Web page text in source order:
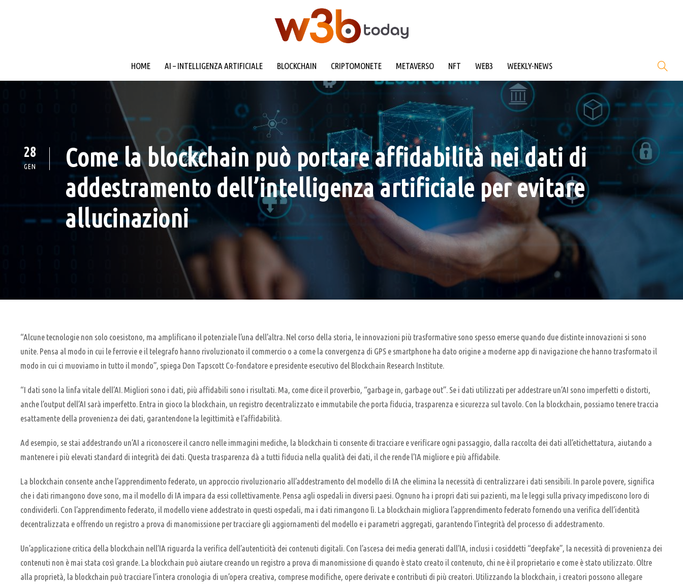
HOME AI – INTELLIGENZA ARTIFICIALE BLOCKCHAIN CRIPTOMONETE METAVERSO NFT WEB3 WEEKLY-NEWS
28
GEN
Come la blockchain può portare affidabilità nei dati di
addestramento dell’intelligenza artificiale per evitare
allucinazioni
“Alcune tecnologie non solo coesistono, ma amplificano il potenziale l’una dell’altra. Nel corso della storia, le innovazioni più trasformative sono spesso emerse quando due distinte innovazioni si sono
unite. Pensa al modo in cui le ferrovie e il telegrafo hanno rivoluzionato il commercio o a come la convergenza di GPS e smartphone ha dato origine a moderne app di navigazione che hanno trasformato il
modo in cui ci muoviamo in tutto il mondo”, spiega Don Tapscott Co-fondatore e presidente esecutivo del Blockchain Research Institute.
“I dati sono la linfa vitale dell’AI. Migliori sono i dati, più affidabili sono i risultati. Ma, come dice il proverbio, “garbage in, garbage out”. Se i dati utilizzati per addestrare un’AI sono imperfetti o distorti,
anche l’output dell’AI sarà imperfetto. Entra in gioco la blockchain, un registro decentralizzato e immutabile che porta fiducia, trasparenza e sicurezza sul tavolo. Con la blockchain, possiamo tenere traccia
esattamente della provenienza dei dati, garantendone la legittimità e l’affidabilità.
Ad esempio, se stai addestrando un’AI a riconoscere il cancro nelle immagini mediche, la blockchain ti consente di tracciare e verificare ogni passaggio, dalla raccolta dei dati all’etichettatura, aiutando a
mantenere i più elevati standard di integrità dei dati. Questa trasparenza dà a tutti fiducia nella qualità dei dati, il che rende l’IA migliore e più affidabile.
La blockchain consente anche l’apprendimento federato, un approccio rivoluzionario all’addestramento del modello di IA che elimina la necessità di centralizzare i dati sensibili. In parole povere, significa
che i dati rimangono dove sono, ma il modello di IA impara da essi collettivamente. Pensa agli ospedali in diversi paesi. Ognuno ha i propri dati sui pazienti, ma le leggi sulla privacy impediscono loro di
condividerli. Con l’apprendimento federato, il modello viene addestrato in questi ospedali, ma i dati rimangono lì. La blockchain migliora l’apprendimento federato fornendo una verifica dell’identità
decentralizzata e offrendo un registro a prova di manomissione per tracciare gli aggiornamenti del modello e i parametri aggregati, garantendo l’integrità del processo di addestramento.
Un’applicazione critica della blockchain nell’IA riguarda la verifica dell’autenticità dei contenuti digitali. Con l’ascesa dei media generati dall’IA, inclusi i cosiddetti “deepfake”, la necessità di provenienza dei
contenuti non è mai stata così grande. La blockchain può aiutare creando un registro a prova di manomissione di quando è stato creato il contenuto, chi ne è il proprietario e come è stato utilizzato. Oltre
alla proprietà, la blockchain può tracciare l’intera cronologia di un’opera creativa, comprese modifiche, opere derivate e contributi di più creatori. Utilizzando la blockchain, i creatori possono allegare